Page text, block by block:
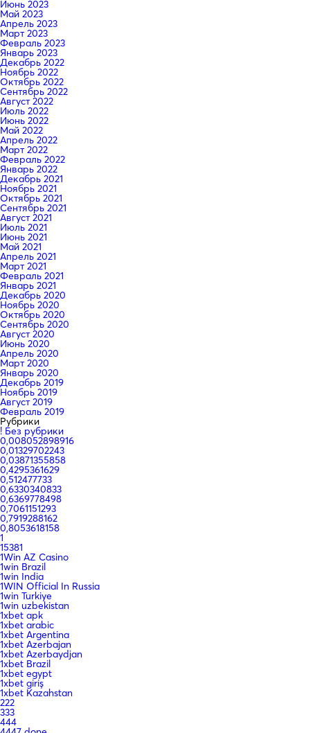
Июнь 2023
Май 2023
Апрель 2023
Март 2023
Февраль 2023
Январь 2023
Декабрь 2022
Ноябрь 2022
Октябрь 2022
Сентябрь 2022
Август 2022
Июль 2022
Июнь 2022
Май 2022
Апрель 2022
Март 2022
Февраль 2022
Январь 2022
Декабрь 2021
Ноябрь 2021
Октябрь 2021
Сентябрь 2021
Август 2021
Июль 2021
Июнь 2021
Май 2021
Апрель 2021
Март 2021
Февраль 2021
Январь 2021
Декабрь 2020
Ноябрь 2020
Октябрь 2020
Сентябрь 2020
Август 2020
Июнь 2020
Апрель 2020
Март 2020
Январь 2020
Декабрь 2019
Ноябрь 2019
Август 2019
Февраль 2019
Рубрики
! Без рубрики
0,008052898916
0,01329702243
0,03871355858
0,4295361629
0,512477733
0,6330340833
0,6369778498
0,7061151293
0,7919288162
0,8053618158
1
15381
1Win AZ Casino
1win Brazil
1win India
1WIN Official In Russia
1win Turkiye
1win uzbekistan
1xbet apk
1xbet arabic
1xbet Argentina
1xbet Azerbajan
1xbet Azerbaydjan
1xbet Brazil
1xbet egypt
1xbet giriş
1xbet Kazahstan
222
333
444